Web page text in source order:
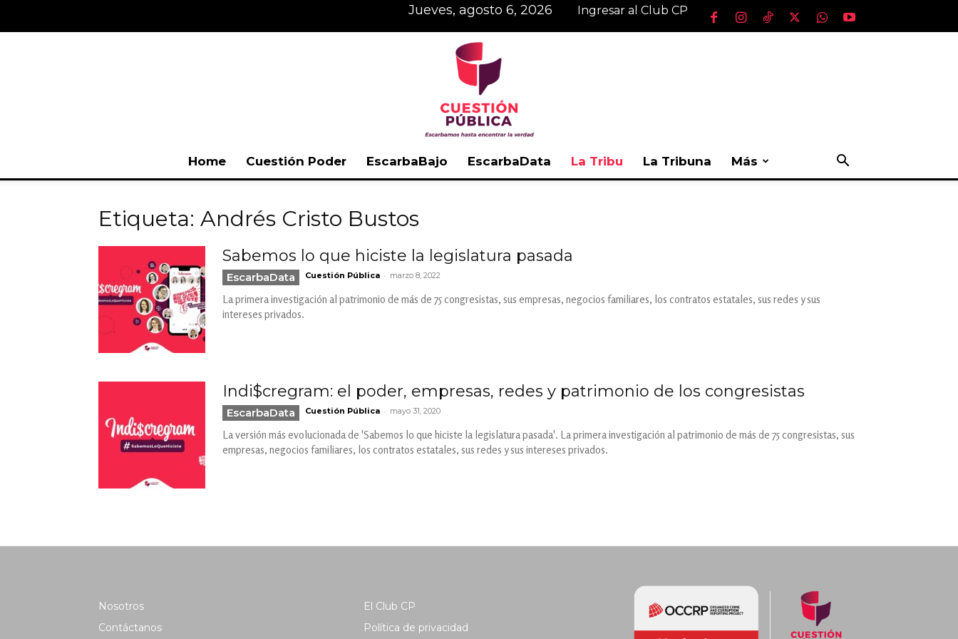
jueves, agosto 6, 2026 Ingresar al Club CP
Home Cuestión Poder EscarbaBajo EscarbaData La Tribu La Tribuna Más
Etiqueta: Andrés Cristo Bustos
Sabemos lo que hiciste la legislatura pasada
EscarbaData Cuestión Pública - marzo 8, 2022
La primera investigación al patrimonio de más de 75 congresistas, sus empresas, negocios familiares, los contratos estatales, sus redes y sus
intereses privados.
Indi$cregram: el poder, empresas, redes y patrimonio de los congresistas
EscarbaData Cuestión Pública - mayo 31, 2020
La versión más evolucionada de 'Sabemos lo que hiciste la legislatura pasada'. La primera investigación al patrimonio de más de 75 congresistas, sus
empresas, negocios familiares, los contratos estatales, sus redes y sus intereses privados.
Nosotros
Contáctanos
El Club CP
Política de privacidad